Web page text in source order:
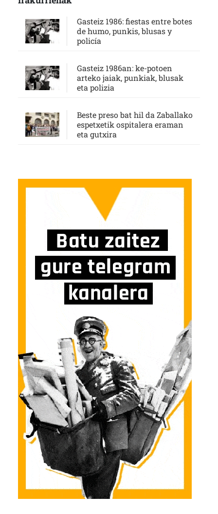
Gasteiz 1986: fiestas entre botes
de humo, punkis, blusas y
policía
Gasteiz 1986an: ke-potoen
arteko jaiak, punkiak, blusak
eta polizia
Beste preso bat hil da Zaballako
espetxetik ospitalera eraman
eta gutxira